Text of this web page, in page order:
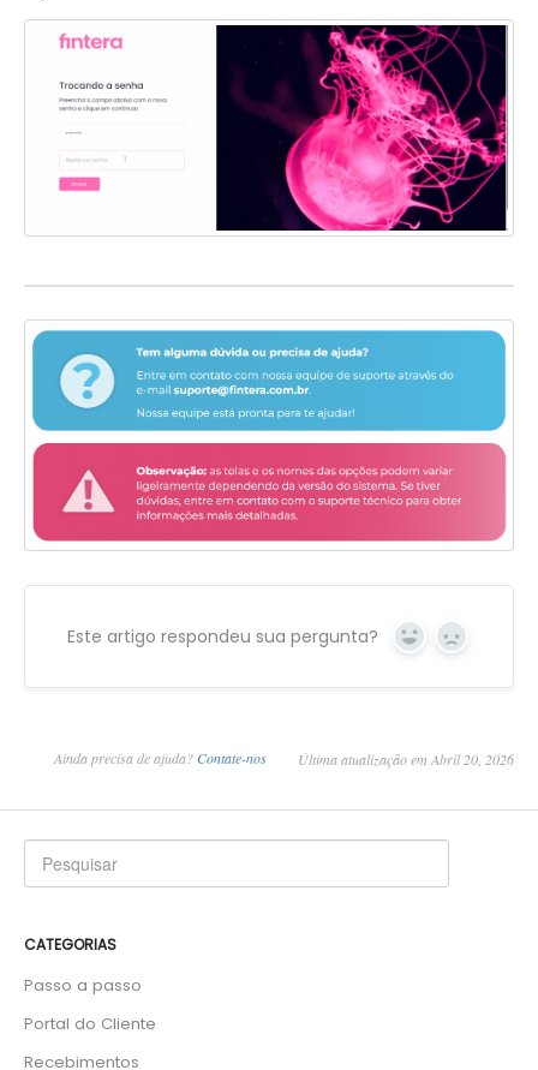
Este artigo respondeu sua pergunta? Yes No
Ainda precisa de ajuda? Contate-nos Última atualização em Abril 20, 2026
CATEGORIAS
Passo a passo
Portal do Cliente
Recebimentos